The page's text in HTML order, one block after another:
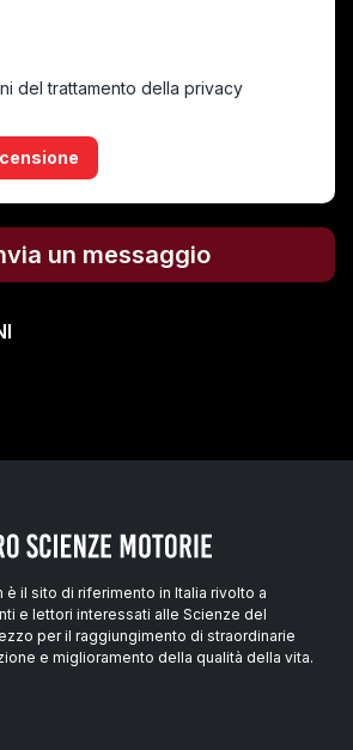
del trattamento della privacy
un messaggio
il sito di riferimento in Italia rivolto a
e lettori interessati alle Scienze del
per il raggiungimento di straordinarie
e miglioramento della qualità della vita.